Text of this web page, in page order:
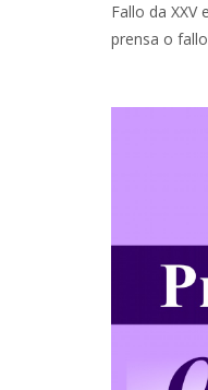
Fallo da
prensa o